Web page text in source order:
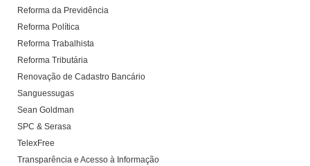
Reforma da Previdência
Reforma Política
Reforma Trabalhista
Reforma Tributária
Renovação de Cadastro Bancário
Sanguessugas
Sean Goldman
SPC & Serasa
TelexFree
Transparência e Acesso à Informação